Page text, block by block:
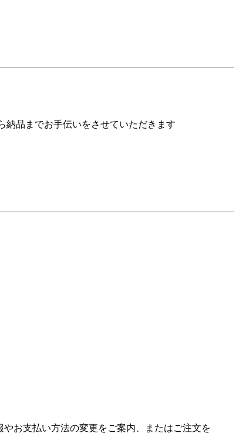
納品までお手伝いをさせていただきます
お支払い方法の変更をご案内、またはご注文を